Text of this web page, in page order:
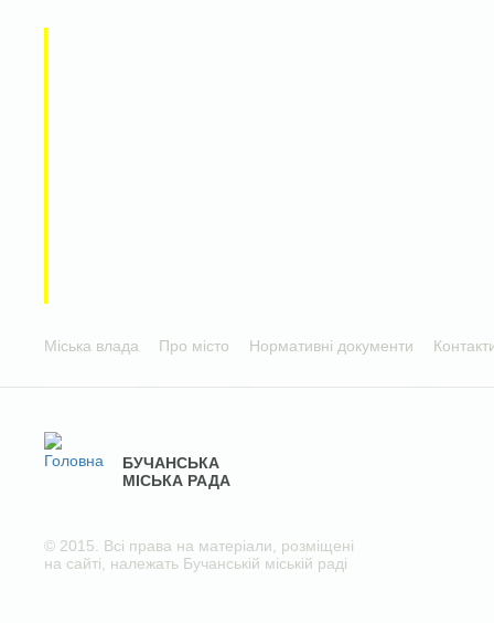
Міська влада Про місто Нормативні документи
БУЧАНСЬКА
МІСЬКА РАДА
© 2015. Всі права на матеріали, розміщені
на сайті, належать Бучанській міській раді